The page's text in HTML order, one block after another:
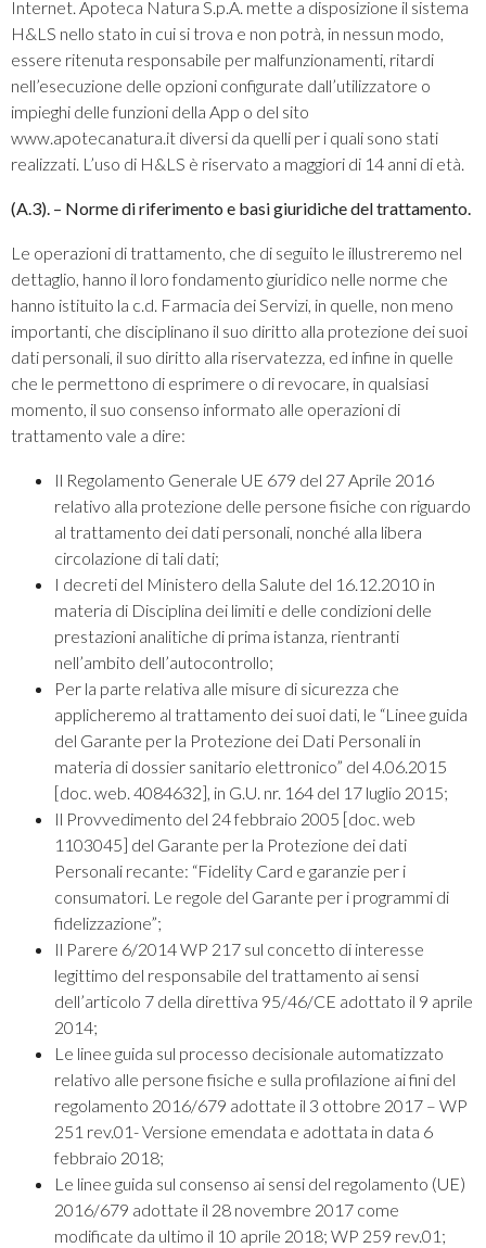
Internet. Apoteca Natura S.p.A. mette a disposizione il sistema
H&LS nello stato in cui si trova e non potrà, in nessun modo,
essere ritenuta responsabile per malfunzionamenti, ritardi
nell’esecuzione delle opzioni configurate dall’utilizzatore o
impieghi delle funzioni della App o del sito
www.apotecanatura.it diversi da quelli per i quali sono stati
realizzati. L’uso di H&LS è riservato a maggiori di 14 anni di età.
(A.3). – Norme di riferimento e basi giuridiche del trattamento.
Le operazioni di trattamento, che di seguito le illustreremo nel
dettaglio, hanno il loro fondamento giuridico nelle norme che
hanno istituito la c.d. Farmacia dei Servizi, in quelle, non meno
importanti, che disciplinano il suo diritto alla protezione dei suoi
dati personali, il suo diritto alla riservatezza, ed infine in quelle
che le permettono di esprimere o di revocare, in qualsiasi
momento, il suo consenso informato alle operazioni di
trattamento vale a dire:
Il Regolamento Generale UE 679 del 27 Aprile 2016
relativo alla protezione delle persone fisiche con riguardo
al trattamento dei dati personali, nonché alla libera
circolazione di tali dati;
I decreti del Ministero della Salute del 16.12.2010 in
materia di Disciplina dei limiti e delle condizioni delle
prestazioni analitiche di prima istanza, rientranti
nell’ambito dell’autocontrollo;
Per la parte relativa alle misure di sicurezza che
applicheremo al trattamento dei suoi dati, le “Linee guida
del Garante per la Protezione dei Dati Personali in
materia di dossier sanitario elettronico” del 4.06.2015
[doc. web. 4084632], in G.U. nr. 164 del 17 luglio 2015;
Il Provvedimento del 24 febbraio 2005 [doc. web
1103045] del Garante per la Protezione dei dati
Personali recante: “Fidelity Card e garanzie per i
consumatori. Le regole del Garante per i programmi di
fidelizzazione”;
Il Parere 6/2014 WP 217 sul concetto di interesse
legittimo del responsabile del trattamento ai sensi
dell’articolo 7 della direttiva 95/46/CE adottato il 9 aprile
2014;
Le linee guida sul processo decisionale automatizzato
relativo alle persone fisiche e sulla profilazione ai fini del
regolamento 2016/679 adottate il 3 ottobre 2017 – WP
251 rev.01- Versione emendata e adottata in data 6
febbraio 2018;
Le linee guida sul consenso ai sensi del regolamento (UE)
2016/679 adottate il 28 novembre 2017 come
modificate da ultimo il 10 aprile 2018; WP 259 rev.01;